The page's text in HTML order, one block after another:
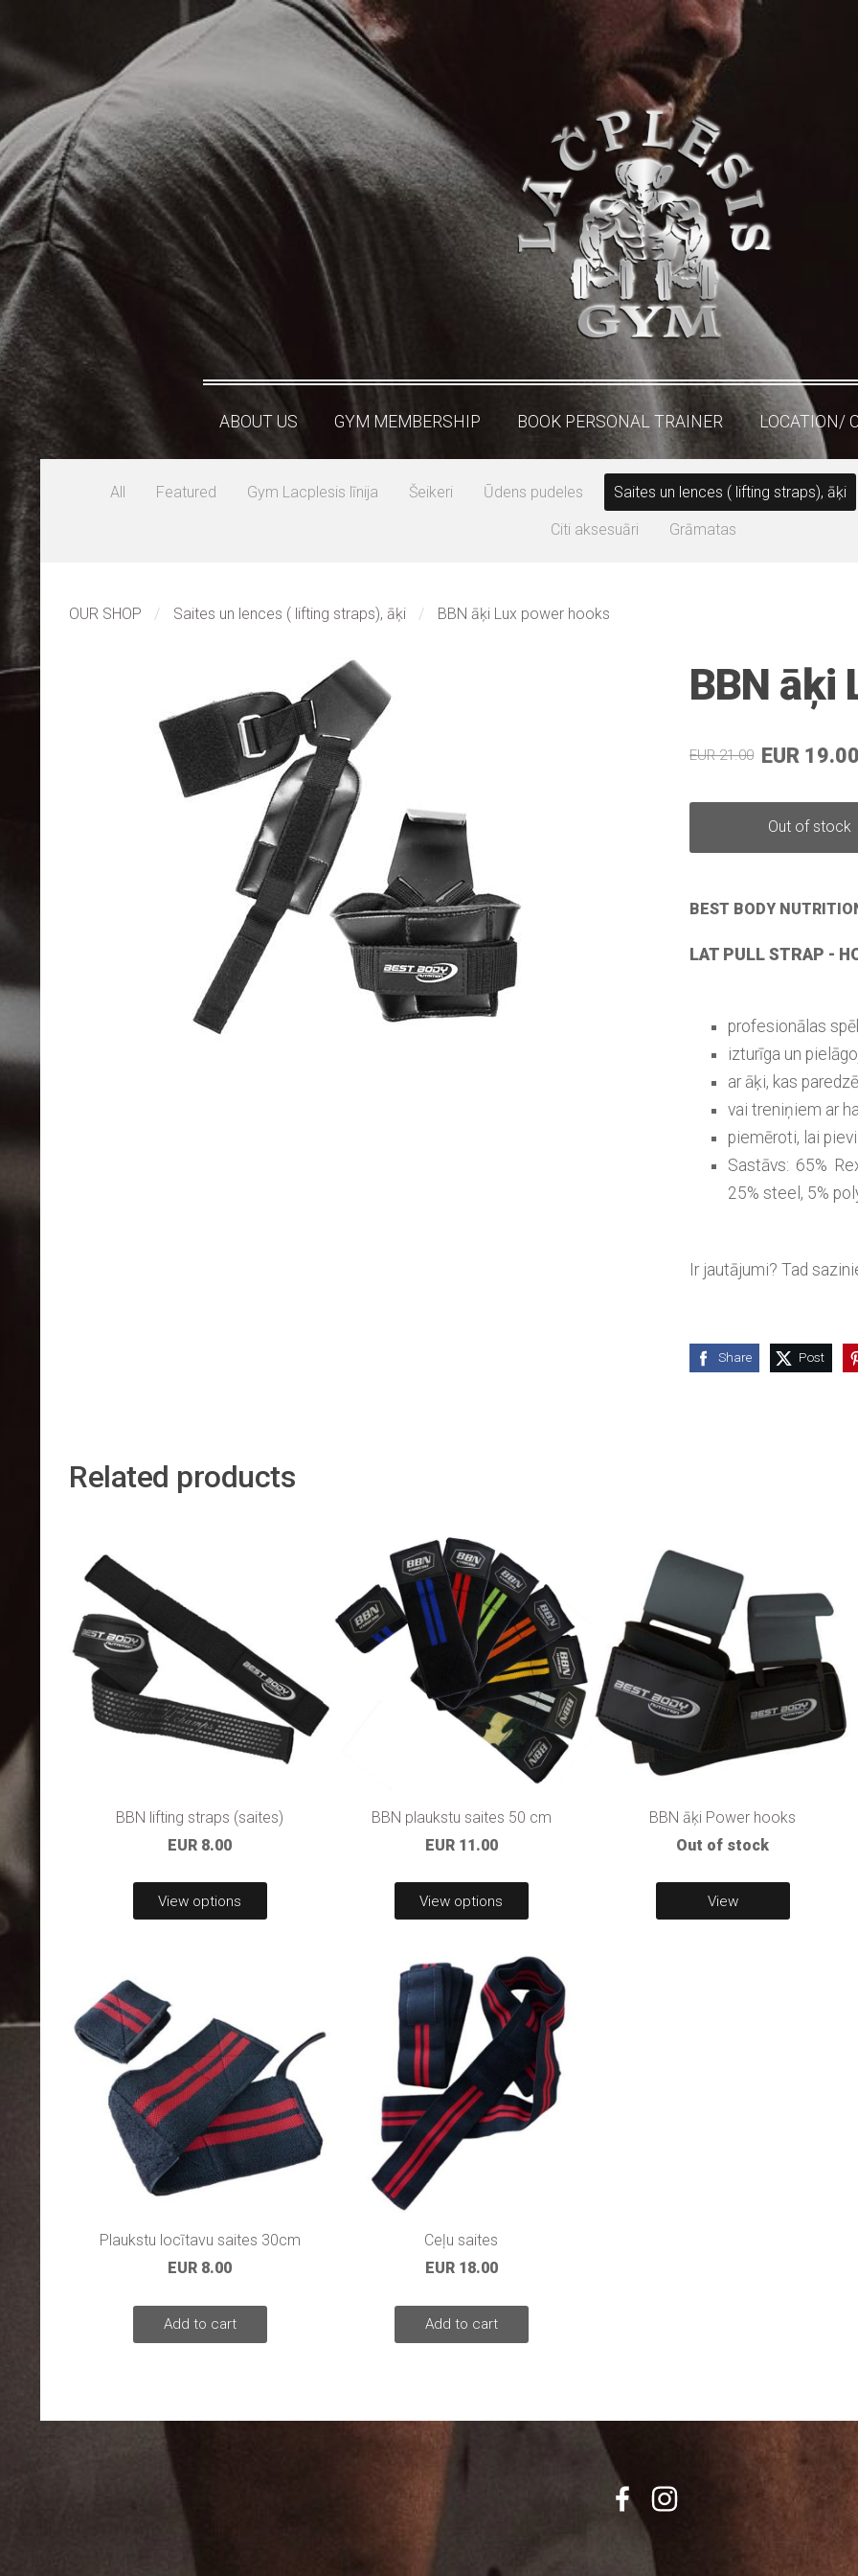
ABOUT US GYM MEMBERSHIP BOOK PERSONAL TRAINER LOCATION/
All Featured Gym Lacplesis līnija Šeikeri Ūdens pudeles Saites un lences ( lifting straps), āķi
Citi aksesuāri Grāmatas
OUR SHOP Saites un lences ( lifting straps), āķi BBN āķi Lux power hooks
BBN āķi
EUR 21.00 EUR
Out of stock
BEST BODY
LAT PULL STRAP -
profesionālas
izturīga un
ar āķi, kas
vai treniņiem ar
piemēroti, lai
Sastāvs: 65%
25% steel, 5%
Ir jautājumi? Tad
Share Post
Related products
BBN lifting straps (saites)
EUR 8.00
View options
BBN plaukstu saites 50 cm
EUR 11.00
View options
BBN āķi Power hooks
Out of stock
View
Plaukstu locītavu saites 30cm
EUR 8.00
Add to cart
Ceļu saites
EUR 18.00
Add to cart